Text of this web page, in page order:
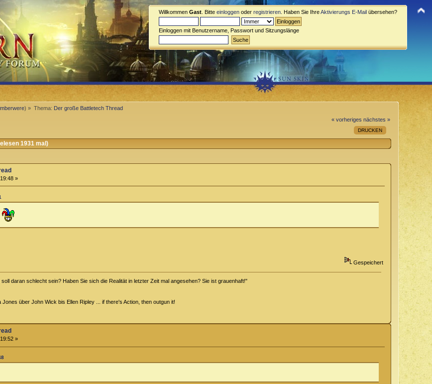
Willkommen Gast . Bitte einloggen oder registrieren . Haben Sie IhreAktivierungs E-Mail übersehen?
Einloggen mit Benutzername, Passwort und Sitzungslänge
) » Thema: Der große Battletech Thread
« vorheriges nächstes »
DRUCKEN
1931 mal)
»
Gespeichert
daran schlecht sein? Haben Sie sich die Realität in letzter Zeit mal angesehen? Sie ist grauenhaft!"
über John Wick bis Ellen Ripley ... if there's Action, then outgun it!
»